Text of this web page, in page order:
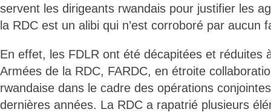
servent les dirigeants rwandais pour justifier les
la RDC est un alibi qui n’est corroboré par aucun
En effet, les FDLR ont été décapitées et réduites
Armées de la RDC, FARDC, en étroite
rwandaise dans le cadre des opérations
dernières années. La RDC a rapatrié plusieurs